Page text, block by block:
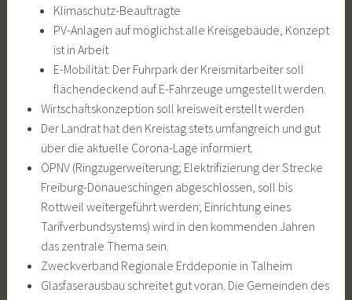
Klimaschutz-Beauftragte
PV-Anlagen auf möglichst alle Kreisgebäude, Konzept
ist in Arbeit
E-Mobilität: Der Fuhrpark der Kreismitarbeiter soll
flächendeckend auf E-Fahrzeuge umgestellt werden.
Wirtschaftskonzeption soll kreisweit erstellt werden
Der Landrat hat den Kreistag stets umfangreich und gut
über die aktuelle Corona-Lage informiert.
ÖPNV (Ringzugerweiterung; Elektrifizierung der Strecke
Freiburg-Donaueschingen abgeschlossen, soll bis
Rottweil weitergeführt werden; Einrichtung eines
Tarifverbundsystems) wird in den kommenden Jahren
das zentrale Thema sein.
Zweckverband Regionale Erddeponie in Talheim
Glasfaserausbau schreitet gut voran. Die Gemeinden des